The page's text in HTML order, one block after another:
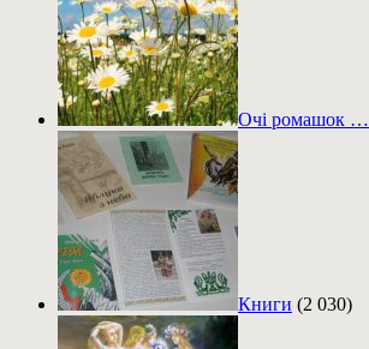
Очі ромашок …
Книги (2 030)